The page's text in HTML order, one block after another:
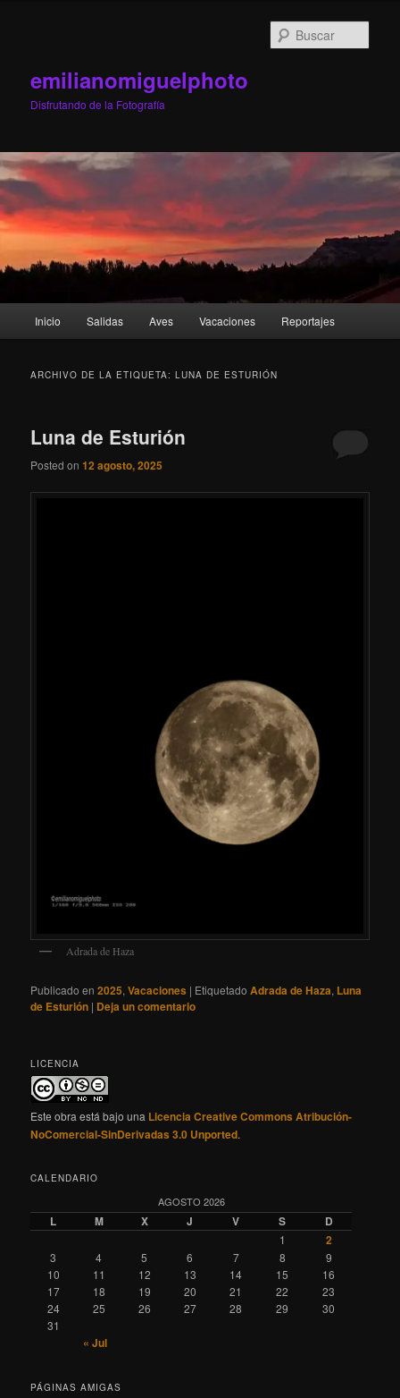
emilianomiguelphoto
Disfrutando de la Fotografía
Inicio Salidas Aves Vacaciones Reportajes
ARCHIVO DE LA ETIQUETA:LUNA DE ESTURIÓN
Luna de Esturión
Posted on12 agosto, 2025
Adrada de Haza
Publicado en 2025,Vacaciones | Etiquetado Adrada de Haza, Luna
de Esturión | Deja un comentario
LICENCIA
Este obra está bajo una Licencia Creative Commons Atribución-
NoComercial-SinDerivadas 3.0 Unported.
CALENDARIO
AGOSTO 2026
L M X J V S D
1 2
3 4 5 6 7 8
9
10
11 12 13 14 15
16
17
18 19 20 21 22
23
24
25 26 27 28 29
30
31
« Jul
PÁGINAS AMIGAS